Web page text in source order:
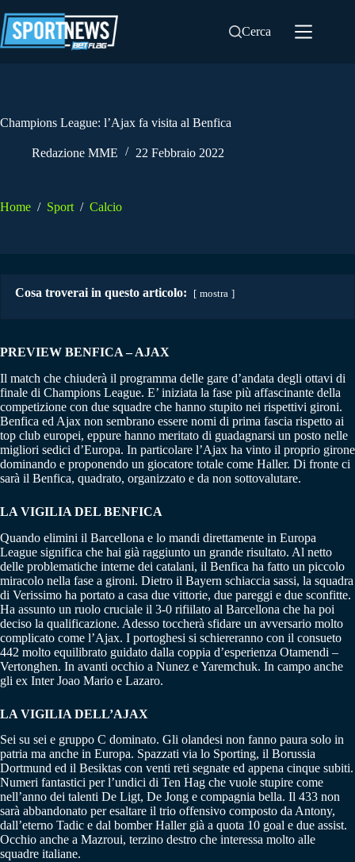
al
contenuto
Cerca
Champions League: l’Ajax fa visita al Benfica
Redazione MME 22 Febbraio 2022
Home / Sport / Calcio
Cosa troverai in questo articolo: mostra
PREVIEW BENFICA – AJAX
Il match che chiuderà il programma delle gare d’andata degli ottavi di
finale di Champions League. E’ iniziata la fase più affascinante della
competizione con due squadre che hanno stupito nei rispettivi gironi.
Benfica ed Ajax non sembrano essere nomi di prima fascia rispetto ai
top club europei, eppure hanno meritato di guadagnarsi un posto nelle
migliori sedici d’Europa. In particolare l’Ajax ha vinto il proprio girone
dominando e proponendo un giocatore totale come Haller. Di fronte ci
sarà il Benfica, quadrato, organizzato e da non sottovalutare.
LA VIGILIA DEL BENFICA
Quando elimini il Barcellona e lo mandi direttamente in Europa
League significa che hai già raggiunto un grande risultato. Al netto
delle problematiche interne dei catalani, il Benfica ha fatto un piccolo
miracolo nella fase a gironi. Dietro il Bayern schiaccia sassi, la squadra
di Verissimo ha portato a casa due vittorie, due pareggi e due sconfitte.
Ha assunto un ruolo cruciale il 3-0 rifiilato al Barcellona che ha poi
deciso la qualificazione. Adesso toccherà sfidare un avversario molto
complicato come l’Ajax. I portoghesi si schiereranno con il consueto
442 molto equilibrato guidato dalla coppia d’esperienza Otamendi –
Vertonghen. In avanti occhio a Nunez e Yaremchuk. In campo anche
gli ex Inter Joao Mario e Lazaro.
LA VIGILIA DELL’AJAX
Sei su sei e gruppo C dominato. Gli olandesi non fanno paura solo in
patria ma anche in Europa. Spazzati via lo Sporting, il Borussia
Dortmund ed il Besiktas con venti reti segnate ed appena cinque subiti.
Numeri fantastici per l’undici di Ten Hag che vuole stupire come
nell’anno dei talenti De Ligt, De Jong e compagnia bella. Il 433 non
sarà abbandonato per esaltare il trio offensivo composto da Antony,
dall’eterno Tadic e dal bomber Haller già a quota 10 goal e due assist.
Occhio anche a Mazroui, terzino destro che interessa molto alle
squadre italiane.